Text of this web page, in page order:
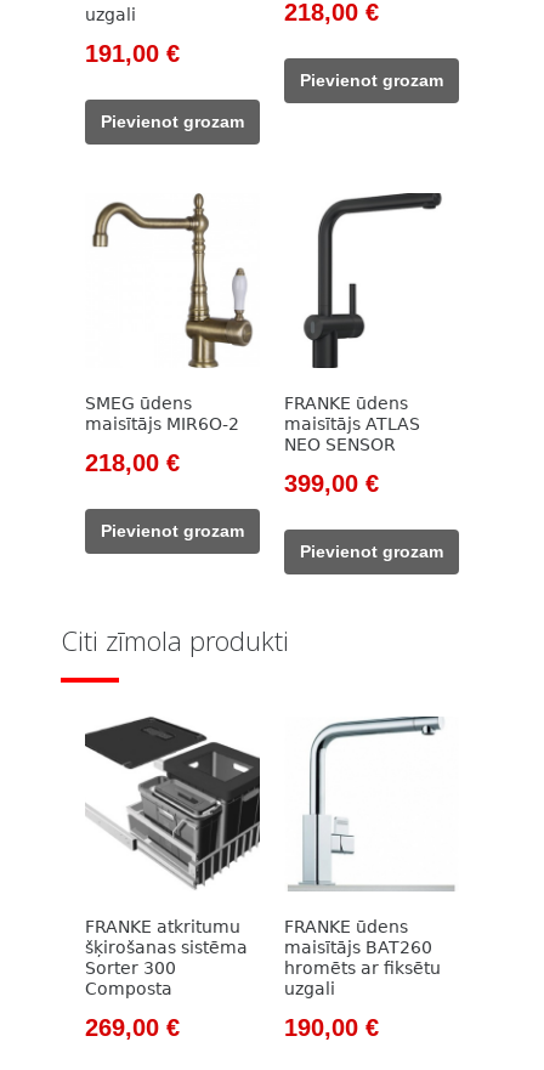
uzgali
Original
was:
255,00 €.
191,00 €Current
191,00 €.
Pievienot grozam
Original
was:
309,00 €.
218,00 €Current
218,00 €.
Pievienot grozam
SMEG ūdens
maisītājs MIR6O-2
Original
was:
309,00 €.
218,00 €Current
218,00 €.
Pievienot grozam
FRANKE ūdens
maisītājs ATLAS
NEO SENSOR
Original
was:
558,00 €.
399,00 €Current
399,00 €.
Pievienot grozam
Citi zīmola produkti
FRANKE atkritumu
šķirošanas sistēma
Sorter 300
Composta
Original
269,00 €Current
FRANKE ūdens
maisītājs BAT260
hromēts ar fiksētu
uzgali
Original
190,00 €Current